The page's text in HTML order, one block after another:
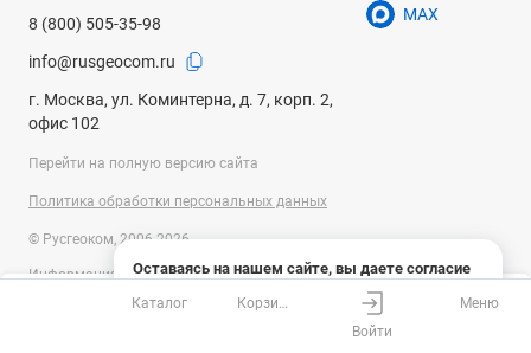
Оставаясь на нашем сайте, вы даете согласие
на использование файлов cookies и сбор данных
системами веб-аналитики
8 (800) 505-35-98
info@rusgeocom.ru
г. Москва, ул. Коминтерна, д. 7, корп. 2,
офис 102
MAX
Перейти на полную версию сайта
Политика обработки персональных данных
© Русгеоком, 2006-2026
Информация на сайте носит справочный характер и не является
публичной офертой, определяемой положениями Статьи 437
Гражданского кодекса Российской Федерации. Технические
Каталог
Корзина
Войти
Меню